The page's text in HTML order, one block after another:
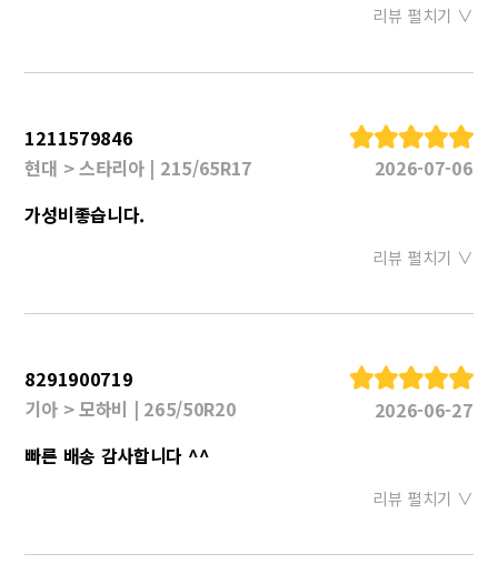
리뷰 펼치기 ∨
1211579846
현대 > 스타리아 | 215/65R17
2026-07-06
가성비좋습니다.
리뷰 펼치기 ∨
8291900719
기아 > 모하비 | 265/50R20
2026-06-27
빠른 배송 감사합니다 ^^
리뷰 펼치기 ∨